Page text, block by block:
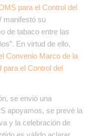
para el Control del
manifestó su
de tabaco entre las
En virtud de ello,
Convenio Marco de la
para el Control del
se envió una
apoyamos, se prevé la
y la celebración de